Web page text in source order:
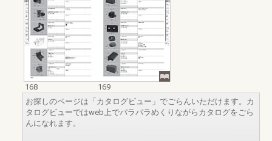
168
169
お探しのページは「カタログビュー」でごらんいただけます。カ
タログビューではweb上でパラパラめくりながらカタログをごら
んになれます。